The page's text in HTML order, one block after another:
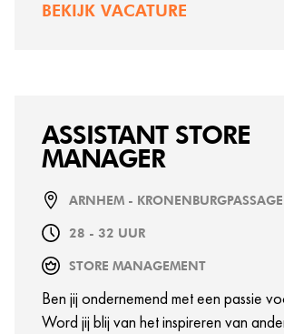
BEKIJK VACATURE
ASSISTANT STORE
MANAGER
ARNHEM -
28 - 32 UUR
STORE MANAGEMENT
Ben jij ondernemend met een passie
Word jij blij van het inspireren van